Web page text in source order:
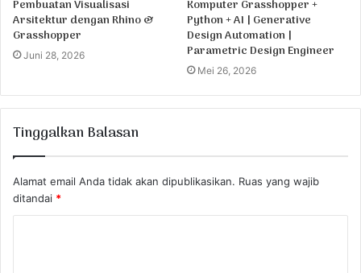
Pembuatan Visualisasi
Arsitektur dengan Rhino &
Grasshopper
Juni 28, 2026
Komputer Grasshopper +
Python + AI | Generative
Design Automation |
Parametric Design Engineer
Mei 26, 2026
Tinggalkan Balasan
Alamat email Anda tidak akan dipublikasikan. Ruas yang wajib
ditandai *